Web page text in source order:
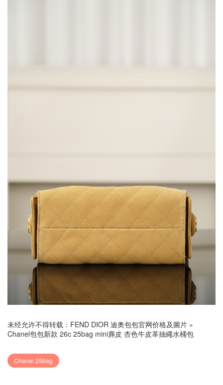
未经允许不得转载： FEND DIOR 迪奥包包官网价格及圖片 »
Chanel包包新款 26c 25bag mini麂皮 杏色牛皮革抽繩水桶包
Chanel 25bag